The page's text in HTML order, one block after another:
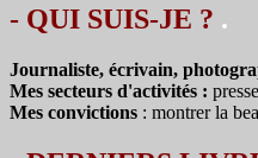
- QUI SUIS-JE ? .
Journaliste, écrivain,
Mes secteurs d'activités :
Mes convictions : montrer la